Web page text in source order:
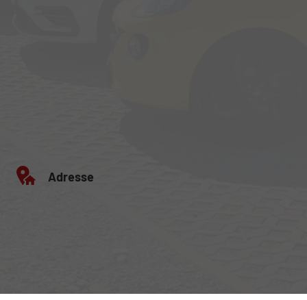
Adresse